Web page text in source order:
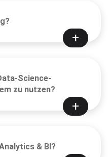
Science-
zu nutzen?
& BI?